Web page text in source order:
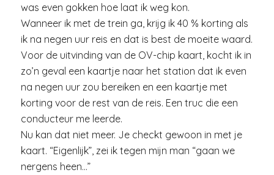
was even gokken hoe laat ik weg kon.
Wanneer ik met de trein ga, krijg ik 40 % korting als
ik na negen uur reis en dat is best de moeite waard.
Voor de uitvinding van de OV-chip kaart, kocht ik in
zo’n geval een kaartje naar het station dat ik even
na negen uur zou bereiken en een kaartje met
korting voor de rest van de reis. Een truc die een
conducteur me leerde.
Nu kan dat niet meer. Je checkt gewoon in met je
kaart. “Eigenlijk”, zei ik tegen mijn man “gaan we
nergens heen…”